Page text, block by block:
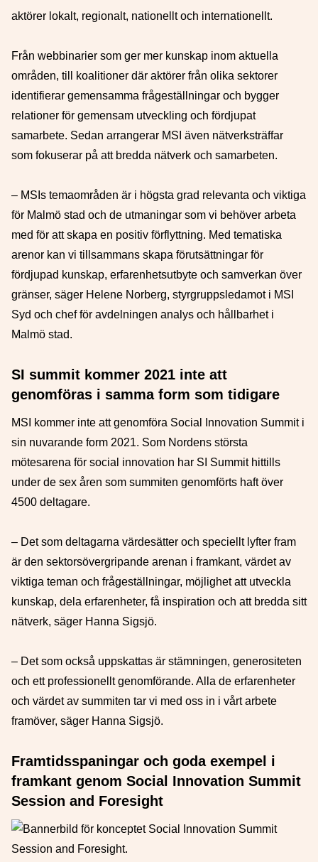
aktörer lokalt, regionalt, nationellt och internationellt.
Från webbinarier som ger mer kunskap inom aktuella
områden, till koalitioner där aktörer från olika sektorer
identifierar gemensamma frågeställningar och bygger
relationer för gemensam utveckling och fördjupat
samarbete. Sedan arrangerar MSI även nätverksträffar
som fokuserar på att bredda nätverk och samarbeten.
– MSIs temaområden är i högsta grad relevanta och viktiga
för Malmö stad och de utmaningar som vi behöver arbeta
med för att skapa en positiv förflyttning. Med tematiska
arenor kan vi tillsammans skapa förutsättningar för
fördjupad kunskap, erfarenhetsutbyte och samverkan över
gränser, säger Helene Norberg, styrgruppsledamot i MSI
Syd och chef för avdelningen analys och hållbarhet i
Malmö stad.
SI summit kommer 2021 inte att
genomföras i samma form som tidigare
MSI kommer inte att genomföra Social Innovation Summit i
sin nuvarande form 2021. Som Nordens största
mötesarena för social innovation har SI Summit hittills
under de sex åren som summiten genomförts haft över
4500 deltagare.
– Det som deltagarna värdesätter och speciellt lyfter fram
är den sektorsövergripande arenan i framkant, värdet av
viktiga teman och frågeställningar, möjlighet att utveckla
kunskap, dela erfarenheter, få inspiration och att bredda sitt
nätverk, säger Hanna Sigsjö.
– Det som också uppskattas är stämningen, generositeten
och ett professionellt genomförande. Alla de erfarenheter
och värdet av summiten tar vi med oss in i vårt arbete
framöver, säger Hanna Sigsjö.
Framtidsspaningar och goda exempel i
framkant genom Social Innovation Summit
Session and Foresight